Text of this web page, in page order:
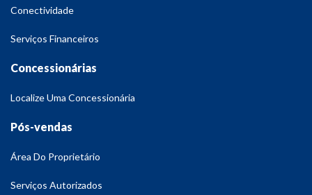
Conectividade
Serviços Financeiros
Concessionárias
Localize Uma Concessionária
Pós-vendas
Área Do Proprietário
Serviços Autorizados